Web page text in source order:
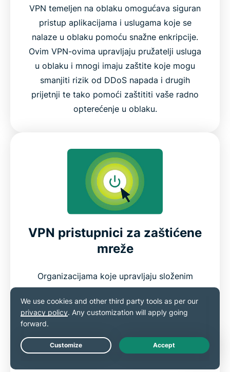
VPN temeljen na oblaku omogućava siguran
pristup aplikacijama i uslugama koje se
nalaze u oblaku pomoću snažne enkripcije.
Ovim VPN-ovima upravljaju pružatelji usluga
u oblaku i mnogi imaju zaštite koje mogu
smanjiti rizik od DDoS napada i drugih
prijetnji te tako pomoći zaštititi vaše radno
opterećenje u oblaku.
VPN pristupnici za zaštićene
mreže
Organizacijama koje upravljaju složenim
sustavima ili vanjskim partnerstvima VPN
pristupnik donosi kontrolu i jasnoću. Budući
da djeluje kao sigurnosna kontrolna točka,
mreža i osigurava da su podaci zaštićeni dok
Live Chat